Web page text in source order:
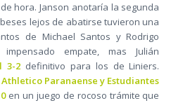
hora. Janson anotaría la segunda
lejos de abatirse tuvieron una
de Michael Santos y Rodrigo
empate, mas Julián
3-2 definitivo para los de Liniers.
Athletico Paranaense y Estudiantes
en un juego de rocoso trámite que